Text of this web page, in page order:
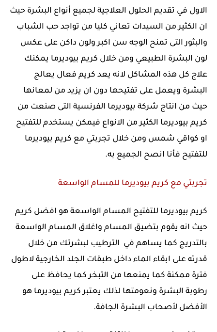
الاول في تقديم الحلول العلاجية لجميع أنواع البشرة حيث
ان الكثير من السيدات تعاني كليا من تواجد حب الشباب
والبثور التى تمنح الوجه سن اكبر ولون داكن على عكس
لون البشرة الطبيعي ومن خلال كريم بيوديرما يمكنك
علاج كل هذه المشاكل لانه يعد كريم فعال يعالج
البشرة ويعمل على تفتيحها دون ان يزيد من لمعانها
حيث من انتاج شركة بيوديرما الفرنسية التى صنعت من
كريم بيوديرما الكثير من الانواع فيمكن يستخدم للتفتيح
او كواقي شمس ومن خلال تجربتي مع كريم بيوديرما
للتفتيح فأنا انصح الجميع به.
تجربتي مع كريم بيوديرما للمسام الواسعة
كريم بيوديرما للتفتيح المسام الواسعة هو افضل كريم
حيث انه يقوم بتضيق المسام واغلاق المسام الواسعة
بالتدريج كما يساهم في الترطيب لبشرتك من خلال
قدرته على ابقاء الماء داخل طبقات الجلد الخارجية لاطول
فترة ممكنة كما يمنعها من التبخر كما يحافظ على
رطوبة البشرة ونعومتها لذلك يعتبر كريم بيوديرما هو
الأفضل لأصحاب البشرة الجافة.